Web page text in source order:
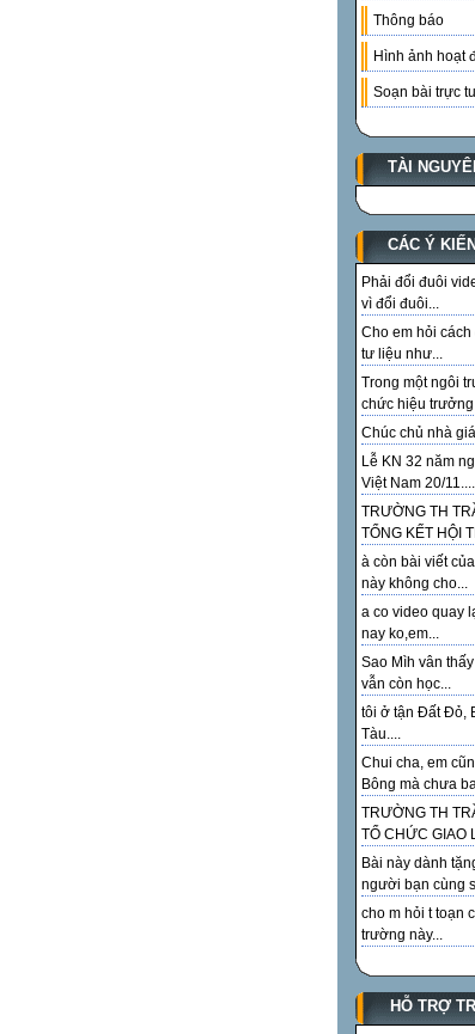
Thông báo
Hình ảnh hoạt
Soạn bài trực
TÀI
CÁC Ý
Phải đổi đuôi
vì đổi đuôi...
Cho em hỏi
tư liệu như...
Trong một ngôi
chức hiệu trưởng
Chúc chủ nhà
Lễ KN 32 năm
Việt Nam 20/11....
TRƯỜNG TH
TỔNG KẾT HỘI
à còn bài viết
này không cho...
a co video quay
nay ko,em...
Sao Mìh vân
vẫn còn học...
tôi ở tận Đất Đỏ,
Tàu....
Chui cha, em
Bông mà chưa
TRƯỜNG TH
TỔ CHỨC GIAO
Bài này dành
người bạn cùng
cho m hỏi t toạn
trường này...
HỖ TRỢ